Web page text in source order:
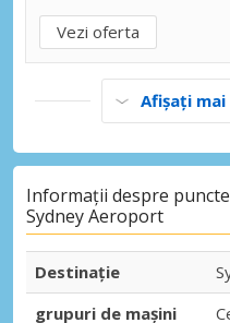
Vezi oferta
Afișați
Informații despre
Sydney Aeroport
Destinaţie
grupuri de mașini